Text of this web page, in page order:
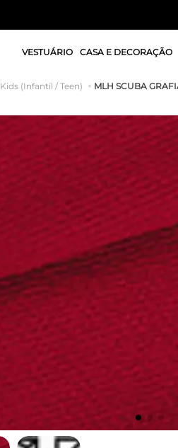
VESTUÁRIO CASA E DECORAÇÃO
Kids (Infantil / Teen) MLH SCUBA